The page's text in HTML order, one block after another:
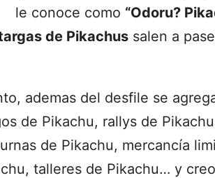
le conoce como “Odoru?
de Pikachus salen a
ademas del desfile se
de Pikachu, rallys de
de Pikachu, mercancía
talleres de Pikachu… y